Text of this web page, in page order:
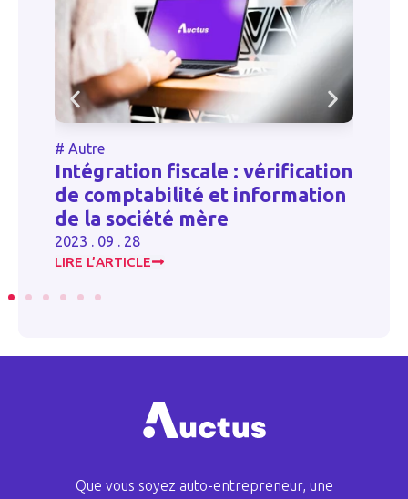
Obligation pour une
association de s’inscrire
représentant d’intérêts
2024 . 11 . 27
LIRE L’ARTICLE
Que vous soyez auto-entrepreneur, une